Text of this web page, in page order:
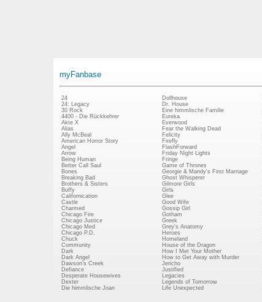
myFanbase
24
24: Legacy
30 Rock
4400 - Die Rückkehrer
Akte X
Alias
Ally McBeal
American Horror Story
Angel
Arrow
Being Human
Better Call Saul
Bones
Breaking Bad
Brothers & Sisters
Buffy
Californication
Castle
Charmed
Chicago Fire
Chicago Justice
Chicago Med
Chicago P.D.
Chuck
Community
Dark
Dark Angel
Dawson's Creek
Defiance
Desperate Housewives
Dexter
Die himmlische Joan
Dollhouse
Dr. House
Eine himmlische Familie
Eureka
Everwood
Fear the Walking Dead
Felicity
Firefly
FlashForward
Friday Night Lights
Fringe
Game of Thrones
Georgie & Mandy's First Marriage
Ghost Whisperer
Gilmore Girls
Girls
Glee
Good Wife
Gossip Girl
Gotham
Greek
Grey's Anatomy
Heroes
Homeland
House of the Dragon
How I Met Your Mother
How to Get Away with Murder
Jericho
Justified
Legacies
Legends of Tomorrow
Life Unexpected